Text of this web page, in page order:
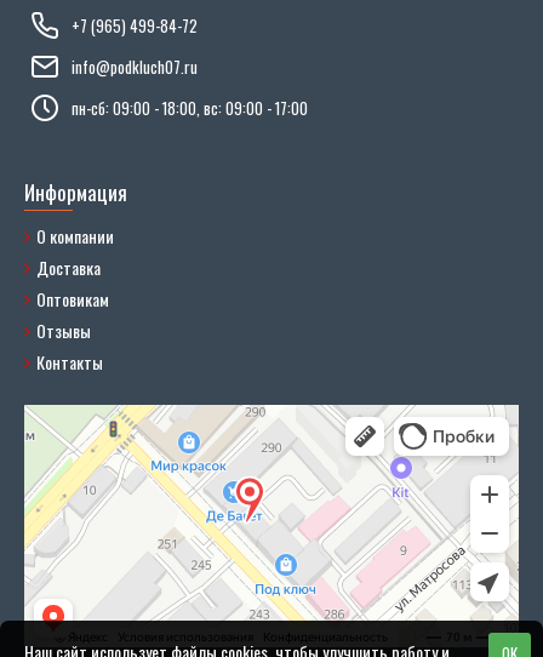
+7 (965) 499-84-72
info@podkluch07.ru
пн-сб: 09:00 - 18:00, вс: 09:00 - 17:00
Информация
О компании
Доставка
Оптовикам
Отзывы
Контакты
Наш сайт использует файлы cookies, чтобы улучшить работу и